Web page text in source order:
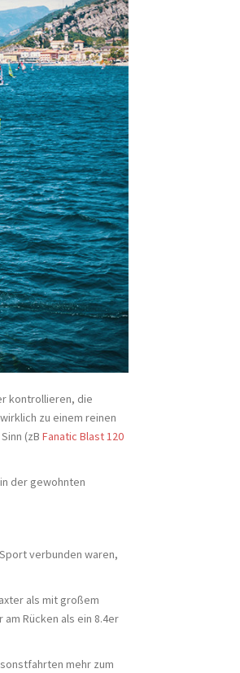
kontrollieren, die
zu einem reinen
(zB Fanatic Blast 120
der gewohnten
verbunden waren,
als mit großem
Rücken als ein 8.4er
mehr zum